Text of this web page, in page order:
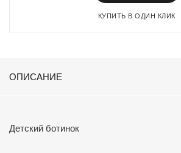
КУПИТЬ В ОДИН КЛИК
ОПИСАНИЕ
Детский ботинок